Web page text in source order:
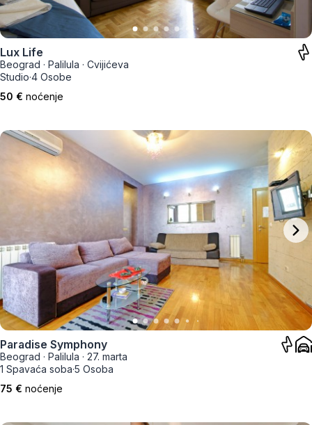
Lux Life
Beograd · Palilula · Cvijićeva
Studio·4 Osobe
50 € noćenje
Paradise Symphony
Beograd · Palilula · 27. marta
1 Spavaća soba·5 Osoba
75 € noćenje